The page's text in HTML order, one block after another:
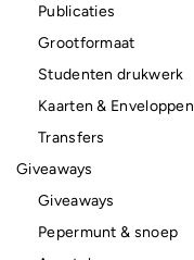
Publicaties
Grootformaat
Studenten drukwerk
Kaarten & Enveloppen
Transfers
Giveaways
Giveaways
Pepermunt & snoep